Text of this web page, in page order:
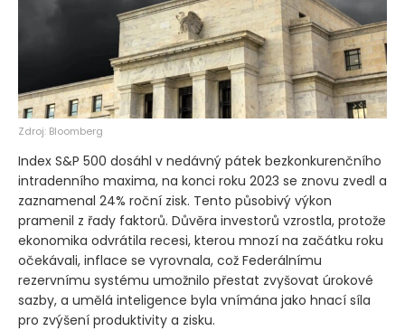
Zdroj: Bloomberg
Index S&P 500 dosáhl v nedávný pátek bezkonkurenčního
intradenního maxima, na konci roku 2023 se znovu zvedl a
zaznamenal 24% roční zisk. Tento působivý výkon
pramenil z řady faktorů. Důvěra investorů vzrostla, protože
ekonomika odvrátila recesi, kterou mnozí na začátku roku
očekávali, inflace se vyrovnala, což Federálnímu
rezervnímu systému umožnilo přestat zvyšovat úrokové
sazby, a umělá inteligence byla vnímána jako hnací síla
pro zvýšení produktivity a zisku.